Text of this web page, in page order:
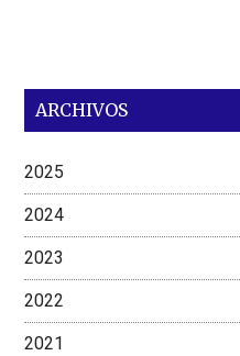
ARCHIVOS
2025
2024
2023
2022
2021